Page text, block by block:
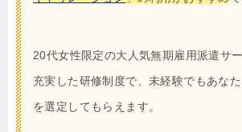
20代女性限定の大人気無期雇用派遣サー
充実した研修制度で、未経験でもあな
を選定してもらえます。